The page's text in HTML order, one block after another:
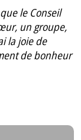
le Conseil
un groupe,
la joie de
de bonheur